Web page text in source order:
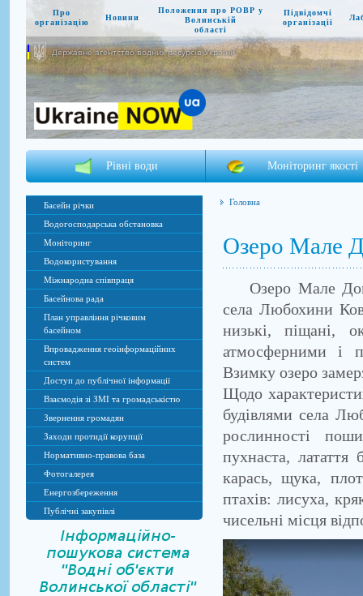
Про
організацію
Новини
Положення про РОВР у
Волинській
області
Підвідомчі
організації
Державне агентство водних ресурсів України
Рівні води Моніторинг якості
Басейн річки
Водогосподарська обстановка
Моніторинг
Водокористування
Міжнародна співпраця
Басейнова рада
План управління річковим
басейном
Впровадження геоінформаційних
систем
Доступ до публічної інформації
Взаємодія зі ЗМІ та громадськістю
Звернення громадян
Заходи протидії корупції
Нормативно-правова база
Фотогалерея
Енергозбереження
Публічні закупівлі
Головна
Озеро Мале
Озеро Мале
села Любохини
низькі, піщані,
атмосферними і
Взимку озеро
Щодо
будівлями села
рослинності
пухнаста,
карась, щука,
птахів: лисуха,
чисельні місця